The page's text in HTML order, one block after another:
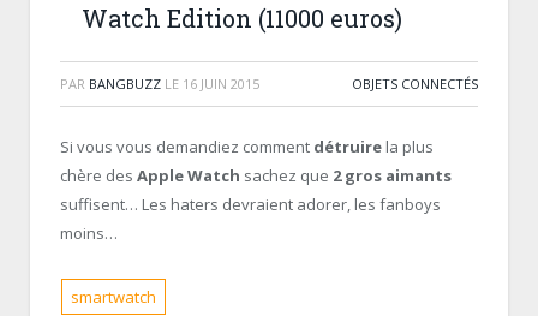
Watch Edition (11000 euros)
PAR BANGBUZZ LE 16 JUIN 2015 OBJETS CONNECTÉS
Si vous vous demandiez comment détruire la plus
chère des Apple Watch sachez que 2 gros aimants
suffisent… Les haters devraient adorer, les fanboys
moins…
smartwatch